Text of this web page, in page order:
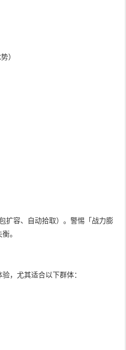
）
扩容、自动拾取）。警惕「战力膨
。
，尤其适合以下群体：